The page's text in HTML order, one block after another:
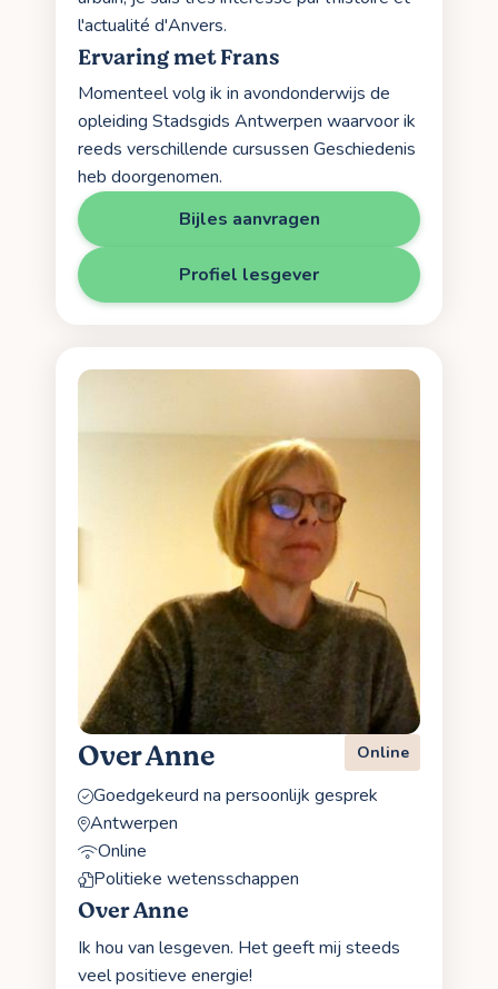
l'actualité d'Anvers.
Ervaring met Frans
Momenteel volg ik in avondonderwijs de
opleiding Stadsgids Antwerpen waarvoor ik
reeds verschillende cursussen Geschiedenis
heb doorgenomen.
Bijles aanvragen
Profiel lesgever
Over Anne Online
Goedgekeurd na persoonlijk gesprek
Antwerpen
Online
Politieke wetensschappen
Over Anne
Ik hou van lesgeven. Het geeft mij steeds
veel positieve energie!